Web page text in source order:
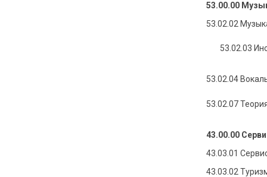
53.00.00
53.02.02
53.02.03
53.02.04
53.02.07
43.00.00
43.03.01
43.03.02